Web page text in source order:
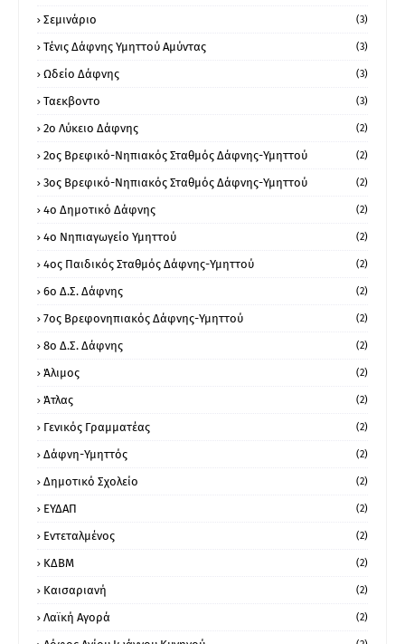
Σεμινάριο (3)
Τένις Δάφνης Υμηττού Αμύντας (3)
Ωδείο Δάφνης (3)
Ταεκβοντο (3)
2ο Λύκειο Δάφνης (2)
2ος Βρεφικό-Νηπιακός Σταθμός Δάφνης-Υμηττού (2)
3ος Βρεφικό-Νηπιακός Σταθμός Δάφνης-Υμηττού (2)
4ο Δημοτικό Δάφνης (2)
4ο Νηπιαγωγείο Υμηττού (2)
4ος Παιδικός Σταθμός Δάφνης-Υμηττού (2)
6ο Δ.Σ. Δάφνης (2)
7ος Βρεφονηπιακός Δάφνης-Υμηττού (2)
8ο Δ.Σ. Δάφνης (2)
Άλιμος (2)
Άτλας (2)
Γενικός Γραμματέας (2)
Δάφνη-Υμηττός (2)
Δημοτικό Σχολείο (2)
ΕΥΔΑΠ (2)
Εντεταλμένος (2)
ΚΔΒΜ (2)
Καισαριανή (2)
Λαϊκή Αγορά (2)